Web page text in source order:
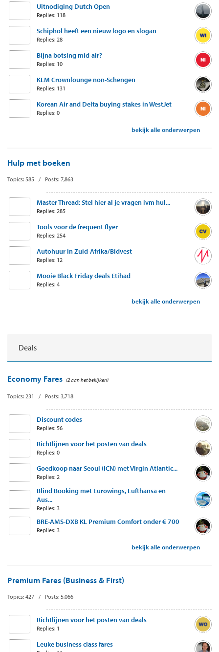
Uitnodiging Dutch Open
Replies: 118
Schiphol heeft een nieuw logo en slogan
Replies: 28
Bijna botsing mid-air?
Replies: 10
KLM Crownlounge non-Schengen
Replies: 131
Korean Air and Delta buying stakes in WestJet
Replies: 0
bekijk alle onderwerpen
Hulp met boeken
Topics: 585 / Posts: 7,863
Master Thread: Stel hier al je vragen ivm hul...
Replies: 285
Tools voor de frequent flyer
Replies: 254
Autohuur in Zuid-Afrika/Bidvest
Replies: 12
Mooie Black Friday deals Etihad
Replies: 4
bekijk alle onderwerpen
Deals
Economy Fares (2 aan het bekijken)
Topics: 231 / Posts: 3,718
Discount codes
Replies: 56
Richtlijnen voor het posten van deals
Replies: 0
Goedkoop naar Seoul (ICN) met Virgin Atlantic...
Replies: 2
Blind Booking met Eurowings, Lufthansa en
Aus...
Replies: 3
BRE-AMS-DXB KL Premium Comfort onder € 700
Replies: 3
bekijk alle onderwerpen
Premium Fares (Business & First)
Topics: 427 / Posts: 5,066
Richtlijnen voor het posten van deals
Replies: 1
Leuke business class fares